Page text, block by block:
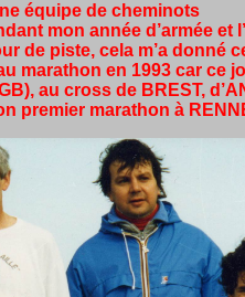
équipe de cheminots
mon année d’armée
piste, cela m’a donné
marathon en 1993 car ce
au cross de BREST,
premier marathon à